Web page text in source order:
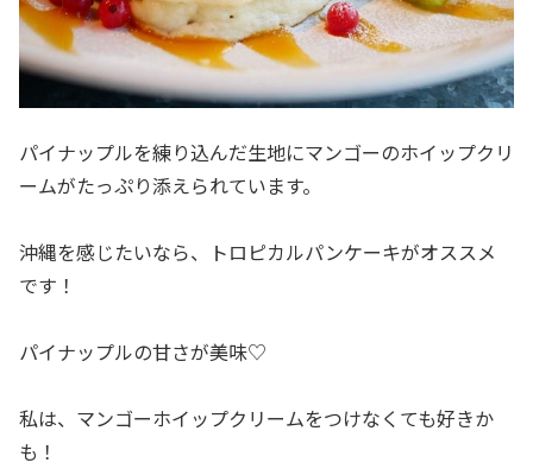
パイナップルを練り込んだ生地にマンゴーのホイップクリ
ームがたっぷり添えられています。
沖縄を感じたいなら、トロピカルパンケーキがオススメ
です！
パイナップルの甘さが美味♡
私は、マンゴーホイップクリームをつけなくても好きか
も！